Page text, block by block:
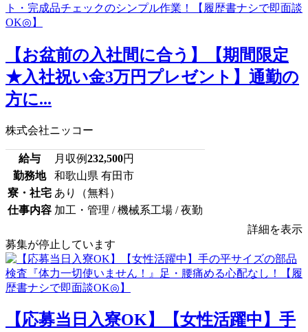
【お盆前の入社間に合う】【期間限定
★入社祝い金3万円プレゼント】通勤の
方に...
株式会社ニッコー
給与 月収例232,500円
勤務地
和歌山県 有田市
寮・社宅 あり（無料）
仕事内容 加工・管理 / 機械系工場 / 夜勤
詳細を表示
募集が停止しています
【応募当日入寮OK】【女性活躍中】手